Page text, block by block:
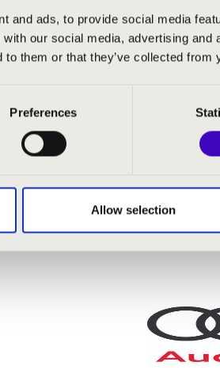
and ads, to provide social media
our social media, advertising
to them or that they’ve collected
Preferences
Allow selection
- Scherzo - Romance
die Stimme
BWV 582